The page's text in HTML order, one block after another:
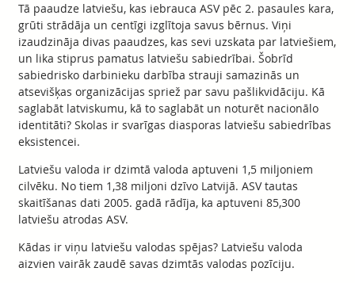
Tā paaudze latviešu, kas iebrauca ASV pēc 2. pasaules kara,
grūti strādāja un centīgi izglītoja savus bērnus. Viņi
izaudzināja divas paaudzes, kas sevi uzskata par latviešiem,
un lika stiprus pamatus latviešu sabiedrībai. Šobrīd
sabiedrisko darbinieku darbība strauji samazinās un
atsevišķas organizācijas spriež par savu pašlikvidāciju. Kā
saglabāt latviskumu, kā to saglabāt un noturēt nacionālo
identitāti? Skolas ir svarīgas diasporas latviešu sabiedrības
eksistencei.
Latviešu valoda ir dzimtā valoda aptuveni 1,5 miljoniem
cilvēku. No tiem 1,38 miljoni dzīvo Latvijā. ASV tautas
skaitīšanas dati 2005. gadā rādīja, ka aptuveni 85,300
latviešu atrodas ASV.
Kādas ir viņu latviešu valodas spējas? Latviešu valoda
aizvien vairāk zaudē savas dzimtās valodas pozīciju.